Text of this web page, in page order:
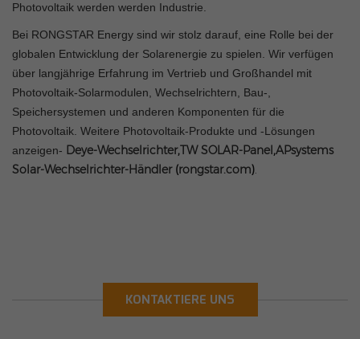
Photovoltaik werden werden Industrie.
Bei RONGSTAR Energy sind wir stolz darauf, eine Rolle bei der
globalen Entwicklung der Solarenergie zu spielen. Wir verfügen
über langjährige Erfahrung im Vertrieb und Großhandel mit
Photovoltaik-Solarmodulen, Wechselrichtern, Bau-,
Speichersystemen und anderen Komponenten für die
Photovoltaik. Weitere Photovoltaik-Produkte und -Lösungen
anzeigen- Deye-Wechselrichter,TW SOLAR-Panel,APsystems
Solar-Wechselrichter-Händler(rongstar.com).
KONTAKTIERE UNS